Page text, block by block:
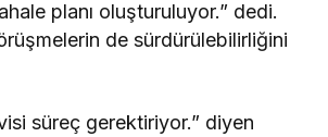
planı oluşturuluyor.” dedi.
de sürdürülebilirliğini
süreç gerektiriyor.” diyen